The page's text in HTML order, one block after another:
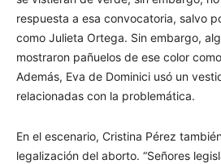
respuesta a esa convocatoria, salvo
como Julieta Ortega. Sin embargo,
mostraron pañuelos de ese color
Además, Eva de Dominici usó un
relacionadas con la problemática.
En el escenario, Cristina Pérez
legalización del aborto. “Señores